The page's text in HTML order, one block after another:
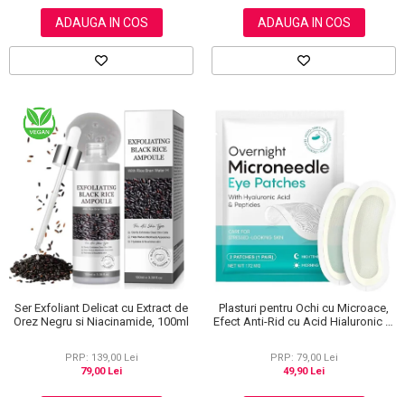
ADAUGA IN COS ADAUGA IN COS
Ser Exfoliant Delicat cu Extract de
Orez Negru si Niacinamide, 100ml
PRP: 139,00 Lei
79,00 Lei
Plasturi pentru Ochi cu Microace,
Efect Anti-Rid cu Acid Hialuronic si
PRP: 79,00 Lei
49,90 Lei